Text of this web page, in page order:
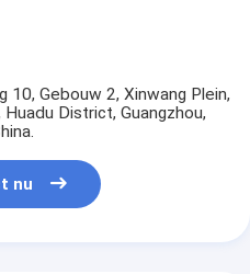
10, Gebouw 2, Xinwang Plein,
District, Guangzhou,
nu